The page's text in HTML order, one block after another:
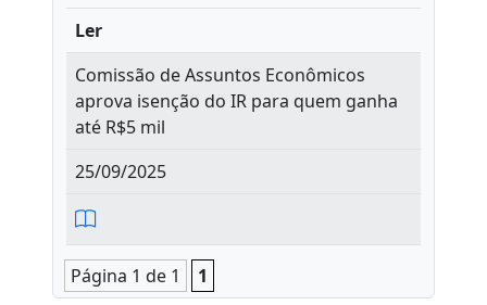
Ler
Comissão de Assuntos Econômicos
aprova isenção do IR para quem ganha
até R$5 mil
25/09/2025
Página 1 de 1 1